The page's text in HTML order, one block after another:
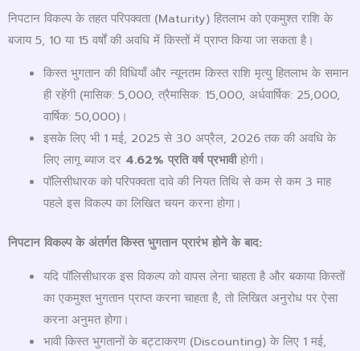
निपटान विकल्प के तहत परिपक्वता (Maturity) हितलाभ को एकमुश्त राशि के
बजाय 5, 10 या 15 वर्षों की अवधि में किस्तों में प्राप्त किया जा सकता है।
किस्त भुगतान की विधियाँ और न्यूनतम किस्त राशि मृत्यु हितलाभ के समान
ही रहेंगी (मासिक: 5,000, त्रैमासिक: 15,000, अर्धवार्षिक: 25,000,
वार्षिक: 50,000)।
इसके लिए भी 1 मई, 2025 से 30 अप्रैल, 2026 तक की अवधि के
लिए लागू ब्याज दर 4.62% प्रति वर्ष प्रभावीहोगी।
पॉलिसीधारक को परिपक्वता दावे की नियत तिथि से कम से कम 3 माह
पहले इस विकल्प का लिखित चयन करना होगा।
निपटान विकल्प के अंतर्गत किस्त भुगतान प्रारंभ होने के बाद:
यदि पॉलिसीधारक इस विकल्प को वापस लेना चाहता है और बकाया किस्तों
का एकमुश्त भुगतान प्राप्त करना चाहता है, तो लिखित अनुरोध पर ऐसा
करना अनुमत होगा।
भावी किस्त भुगतानों के बट्टाकरण (Discounting) के लिए 1 मई,